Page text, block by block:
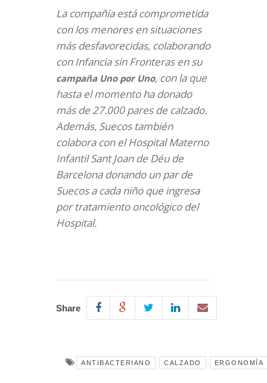
La compañía está comprometida
con los menores en situaciones
más desfavorecidas, colaborando
con Infancia sin Fronteras en su
campaña Uno por Uno, con la que
hasta el momento ha donado
más de 27.000 pares de calzado.
Además, Suecos también
colabora con el Hospital Materno
Infantil Sant Joan de Déu de
Barcelona donando un par de
Suecos a cada niño que ingresa
por tratamiento oncológico del
Hospital.
Share
ANTIBACTERIANO CALZADO ERGONOMÍA